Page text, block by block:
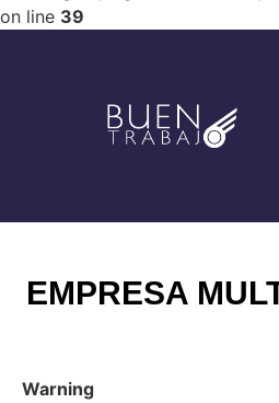
on line 39
EMPRESA
Warning